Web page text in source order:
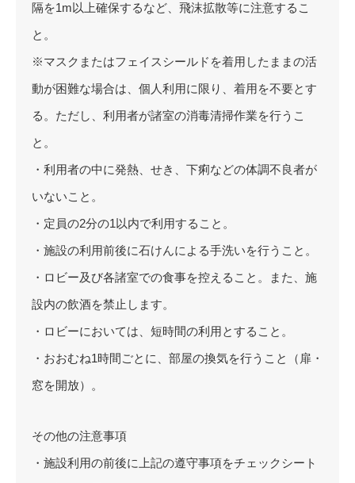
隔を1m以上確保するなど、飛沫拡散等に注意するこ
と。
※マスクまたはフェイスシールドを着用したままの活
動が困難な場合は、個人利用に限り、着用を不要とす
る。ただし、利用者が諸室の消毒清掃作業を行うこ
と。
・利用者の中に発熱、せき、下痢などの体調不良者が
いないこと。
・定員の2分の1以内で利用すること。
・施設の利用前後に石けんによる手洗いを行うこと。
・ロビー及び各諸室での食事を控えること。また、施
設内の飲酒を禁止します。
・ロビーにおいては、短時間の利用とすること。
・おおむね1時間ごとに、部屋の換気を行うこと（扉・
窓を開放）。
その他の注意事項
・施設利用の前後に上記の遵守事項をチェックシート